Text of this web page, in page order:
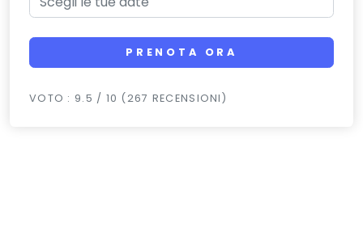
PRENOTA ORA
VOTO : 9.5 / 10 (267 RECENSIONI)